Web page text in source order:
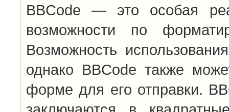
BBCode — это особая
возможности по
Возможность
однако BBCode также
форме для его отправки.